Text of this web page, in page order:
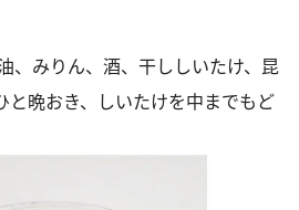
、みりん、酒、干ししいたけ、昆
と晩おき、しいたけを中までもど